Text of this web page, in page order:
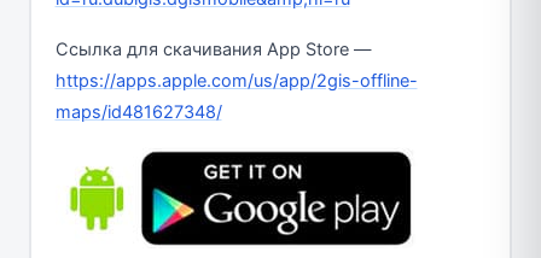
Ссылка для скачивания App Store —
https://apps.apple.com/us/app/2gis-offline-
maps/id481627348/